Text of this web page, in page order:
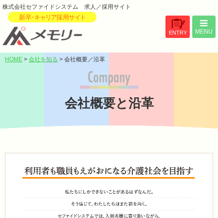
株式会社セファイドシステム 求人／採用サイト
ENTRY MENU
HOME > 会社を知る > 会社概要／沿革
会社概要と沿革